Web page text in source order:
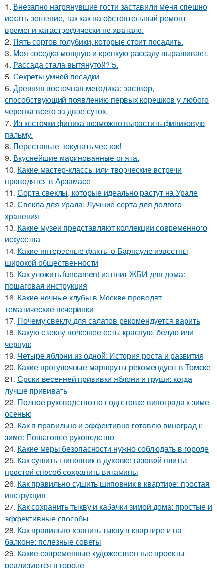
1. Внезапно нагрянувшие гости заставили меня спешно
искать решение, так как на обстоятельный ремонт
времени катастрофически не хватало.
2. Пять сортов голубики, которые стоит посадить.
3. Моя соседка мощную и крепкую рассаду выращивает.
4. Рассада стала вытянутой? 5.
5. Секреты умной посадки.
6. Древняя восточная методика: раствор,
способствующий появлению первых корешков у любого
черенка всего за двое суток.
7. Из косточки финика возможно вырастить финиковую
пальму.
8. Перестаньте покупать чеснок!
9. Вкуснейшие маринованные опята.
10. Какие мастер-классы или творческие встречи
проводятся в Арзамасе
11. Сорта свеклы, которые идеально растут на Урале
12. Свекла для Урала: Лучшие сорта для долгого
хранения
13. Какие музеи представляют коллекции современного
искусства
14. Какие интересные факты о Барнауле известны
широкой общественности
15. Как уложить fundament из плит ЖБИ для дома:
пошаговая инструкция
16. Какие ночные клубы в Москве проводят
тематические вечеринки
17. Почему свеклу для салатов рекомендуется варить
18. Какую свеклу полезнее есть: красную, белую или
черную
19. Четыре яблони из одной: История роста и развития
20. Какие прогулочные маршруты рекомендуют в Томске
21. Сроки весенней прививки яблони и груши: когда
лучше прививать
22. Полное руководство по подготовке винограда к зиме
осенью
23. Как я правильно и эффективно готовлю виноград к
зиме: Пошаговое руководство
24. Какие меры безопасности нужно соблюдать в городе
25. Как сушить шиповник в духовке газовой плиты:
простой способ сохранить витамины
26. Как правильно сушить шиповник в квартире: простая
инструкция
27. Как сохранить тыкву и кабачки зимой дома: простые и
эффективные способы
28. Как правильно хранить тыкву в квартире и на
балконе: полезные советы
29. Какие современные художественные проекты
реализуются в городе